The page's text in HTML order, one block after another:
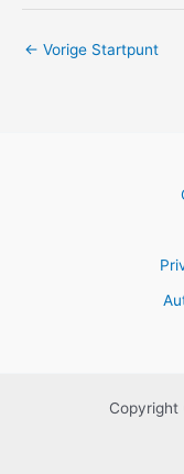
← Vorige Startpunt
Copyright